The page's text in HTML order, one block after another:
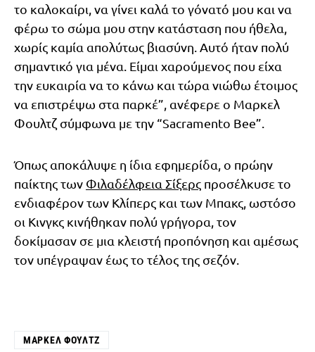
το καλοκαίρι, να γίνει καλά το γόνατό μου και να
φέρω το σώμα μου στην κατάσταση που ήθελα,
χωρίς καμία απολύτως βιασύνη. Αυτό ήταν πολύ
σημαντικό για μένα. Είμαι χαρούμενος που είχα
την ευκαιρία να το κάνω και τώρα νιώθω έτοιμος
να επιστρέψω στα παρκέ”, ανέφερε ο Μαρκελ
Φουλτζ σύμφωνα με την “Sacramento Bee”.
Όπως αποκάλυψε η ίδια εφημερίδα, ο πρώην
παίκτης των Φιλαδέλφεια Σίξερς προσέλκυσε το
ενδιαφέρον των Κλίπερς και των Μπακς, ωστόσο
οι Κινγκς κινήθηκαν πολύ γρήγορα, τον
δοκίμασαν σε μια κλειστή προπόνηση και αμέσως
τον υπέγραψαν έως το τέλος της σεζόν.
ΜΑΡΚΈΛ ΦΟΥΛΤΖ